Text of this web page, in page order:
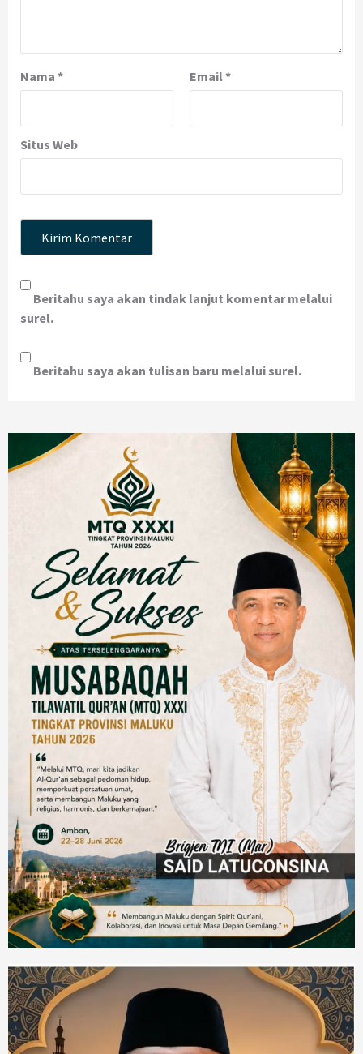
Nama * Email*
Situs Web
Beritahu saya akan tindak lanjut komentar melalui
surel.
Beritahu saya akan tulisan baru melalui surel.